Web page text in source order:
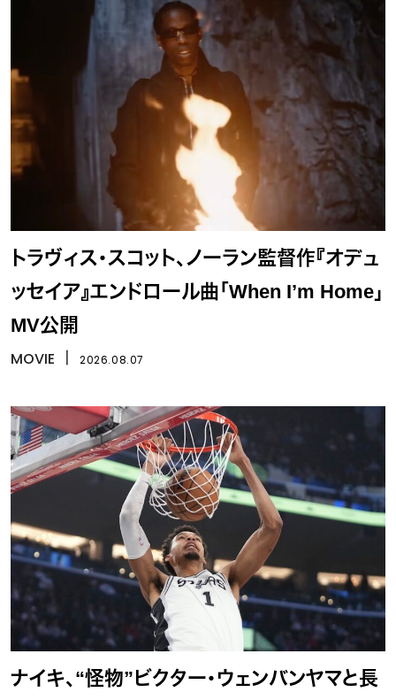
トラヴィス・スコット、ノーラン監督作『オデュ
ッセイア』エンドロール曲「When I’m Home」
MV公開
MOVIE 2026.08.07
ナイキ、“怪物”ビクター・ウェンバンヤマと長